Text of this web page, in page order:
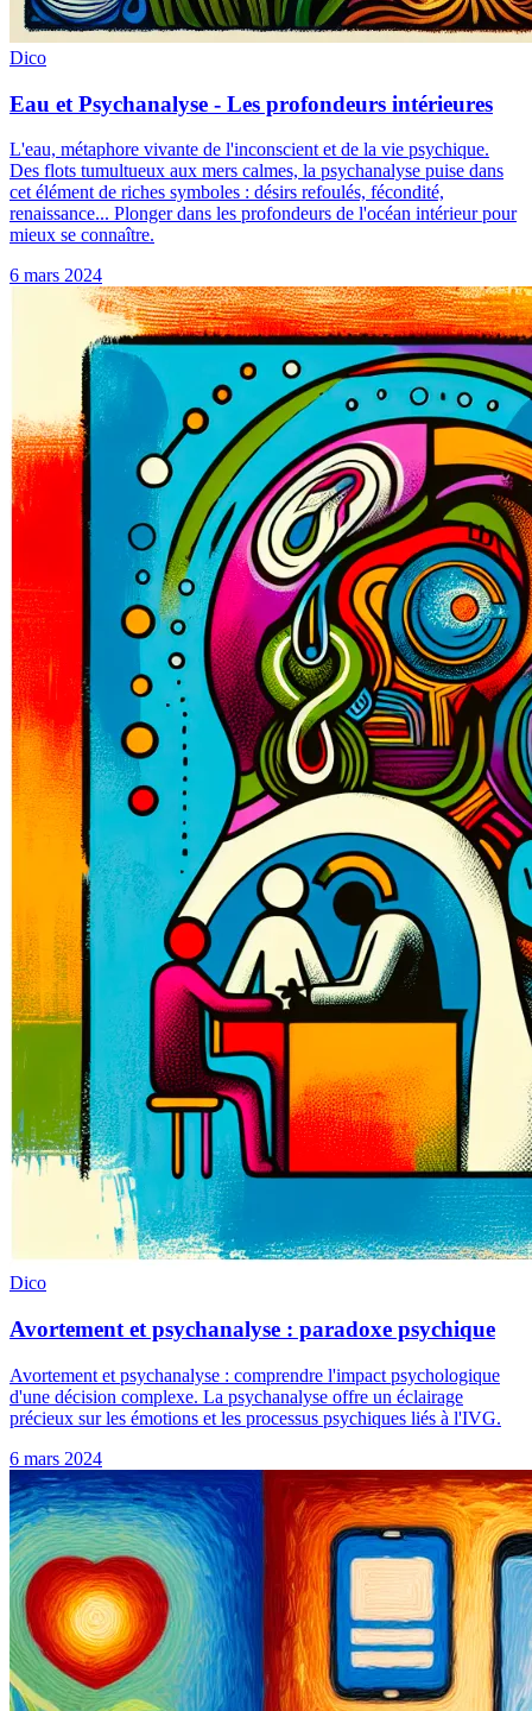
Dico
Eau et Psychanalyse - Les profondeurs intérieures
L'eau, métaphore vivante de l'inconscient et de la vie psychique.
Des flots tumultueux aux mers calmes, la psychanalyse puise dans
cet élément de riches symboles : désirs refoulés, fécondité,
renaissance... Plonger dans les profondeurs de l'océan intérieur pour
mieux se connaître.
6 mars 2024
Dico
Avortement et psychanalyse : paradoxe psychique
Avortement et psychanalyse : comprendre l'impact psychologique
d'une décision complexe. La psychanalyse offre un éclairage
précieux sur les émotions et les processus psychiques liés à l'IVG.
6 mars 2024